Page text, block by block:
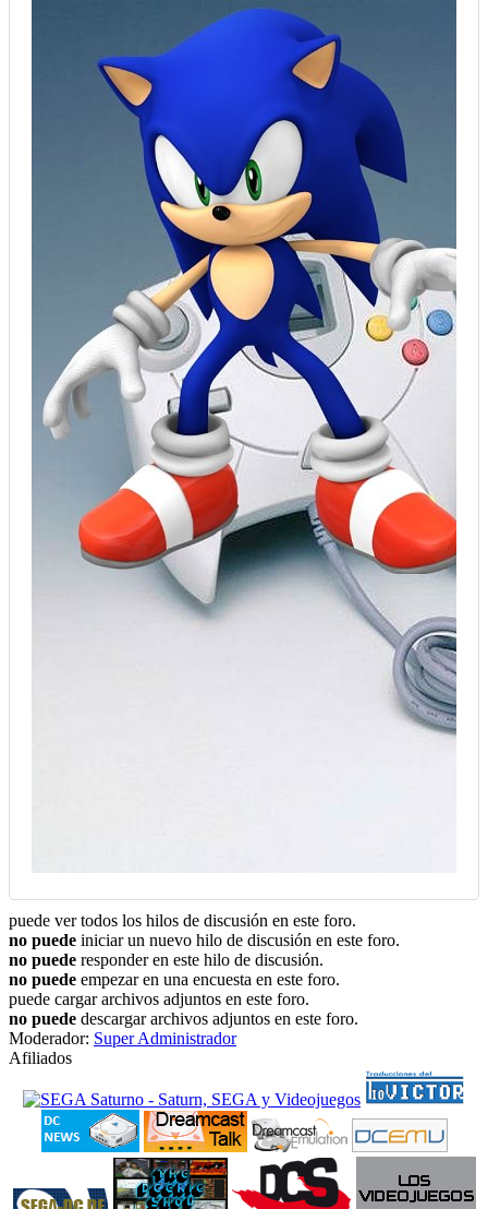
puede ver todos los hilos de discusión en este foro.
no puede iniciar un nuevo hilo de discusión en este foro.
no puede responder en este hilo de discusión.
no puede empezar en una encuesta en este foro.
puede cargar archivos adjuntos en este foro.
no puede descargar archivos adjuntos en este foro.
Moderador: Super Administrador
Afiliados